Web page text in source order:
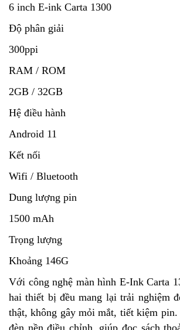
6 inch E-ink Carta 1300
Độ phân giải
300ppi
RAM / ROM
2GB / 32GB
Hệ điều hành
Android 11
Kết nối
Wifi / Bluetooth
Dung lượng pin
1500 mAh
Trọng lượng
Khoảng 146G
Với công nghệ màn hình E-Ink Carta
hai thiết bị đều mang lại trải nghiệm
thật, không gây mỏi mắt, tiết kiệm
đèn nền điều chỉnh, giúp đọc sách